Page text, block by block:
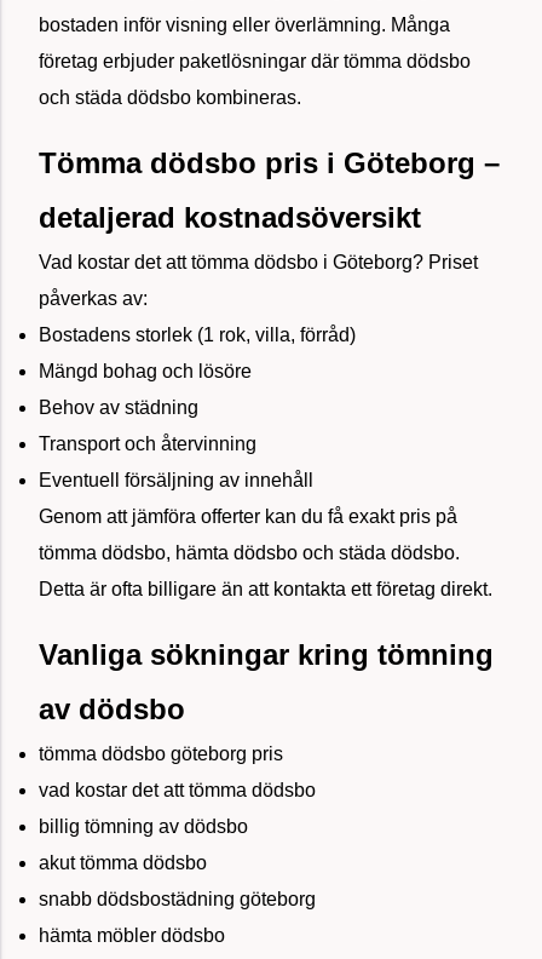
bostaden inför visning eller överlämning. Många
företag erbjuder paketlösningar där tömma dödsbo
och städa dödsbo kombineras.
Tömma dödsbo pris i Göteborg –
detaljerad kostnadsöversikt
Vad kostar det att tömma dödsbo i Göteborg? Priset
påverkas av:
Bostadens storlek (1 rok, villa, förråd)
Mängd bohag och lösöre
Behov av städning
Transport och återvinning
Eventuell försäljning av innehåll
Genom att jämföra offerter kan du få exakt pris på
tömma dödsbo, hämta dödsbo och städa dödsbo.
Detta är ofta billigare än att kontakta ett företag direkt.
Vanliga sökningar kring tömning
av dödsbo
tömma dödsbo göteborg pris
vad kostar det att tömma dödsbo
billig tömning av dödsbo
akut tömma dödsbo
snabb dödsbostädning göteborg
hämta möbler dödsbo